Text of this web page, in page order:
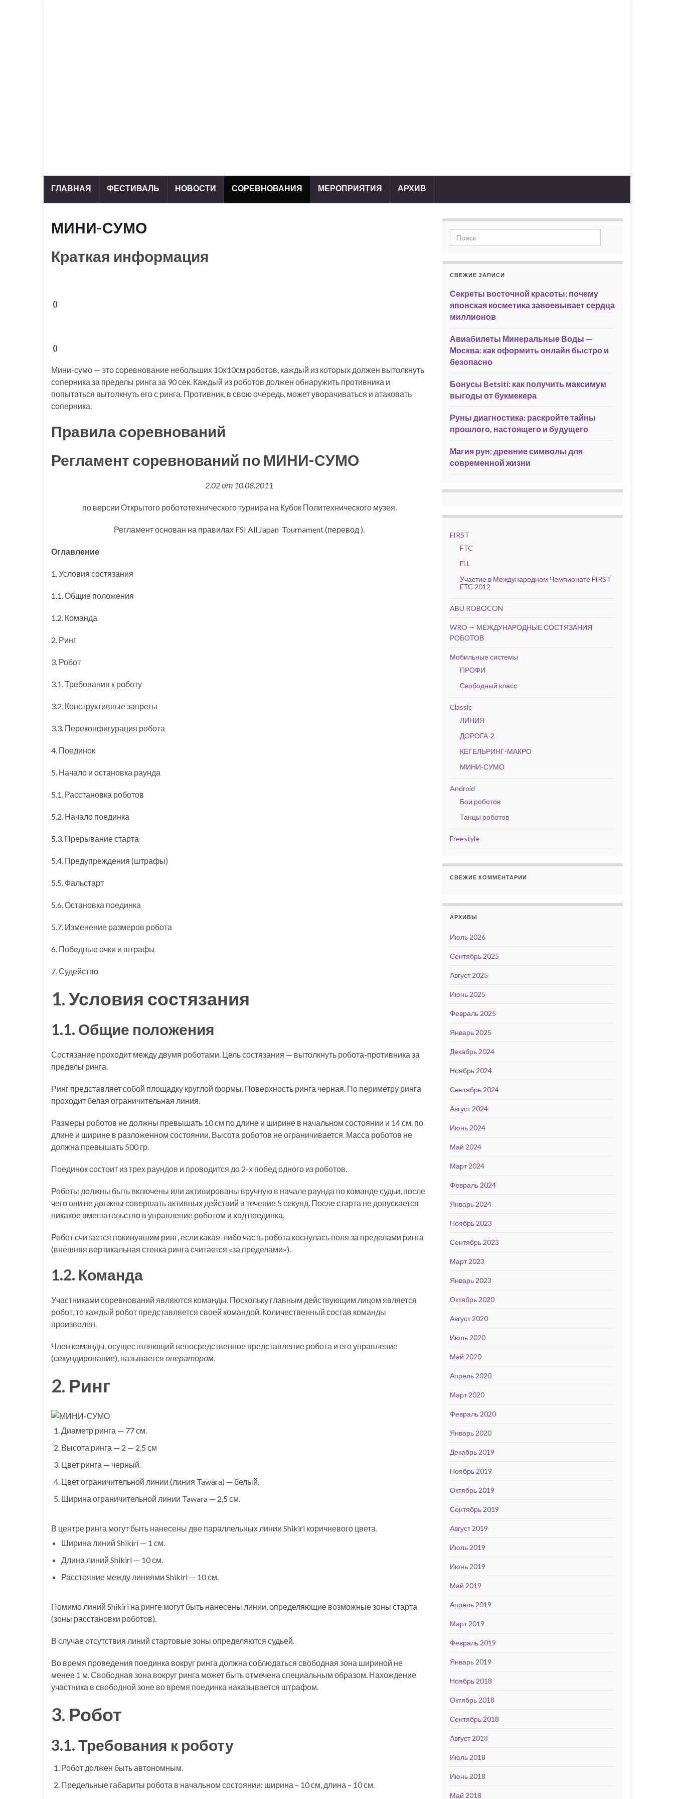
ГЛАВНАЯ ФЕСТИВАЛЬ НОВОСТИ СОРЕВНОВАНИЯ МЕРОПРИЯТИЯ АРХИВ
МИНИ-СУМО
Краткая информация
()
()
Мини-сумо — это соревнование небольших 10х10см роботов, каждый из которых должен вытолкнуть
соперника за пределы ринга за 90 сек. Каждый из роботов должен обнаружить противника и
попытаться вытолкнуть его с ринга. Противник, в свою очередь, может уворачиваться и атаковать
соперника.
Правила соревнований
Регламент соревнований по МИНИ-СУМО
2.02 от 10.08.2011
по версии Открытого робототехнического турнира на Кубок Политехнического музея.
Регламент основан на правилах FSI All Japan Tournament (перевод ).
Оглавление
1. Условия состязания
1.1. Общие положения
1.2. Команда
2. Ринг
3. Робот
3.1. Требования к роботу
3.2. Конструктивные запреты
3.3. Переконфигурация робота
4. Поединок
5. Начало и остановка раунда
5.1. Расстановка роботов
5.2. Начало поединка
5.3. Прерывание старта
5.4. Предупреждения (штрафы)
5.5. Фальстарт
5.6. Остановка поединка
5.7. Изменение размеров робота
6. Победные очки и штрафы
7. Судейство
1. Условия состязания
1.1. Общие положения
Состязание проходит между двумя роботами. Цель состязания — вытолкнуть робота-противника за
пределы ринга.
Ринг представляет собой площадку круглой формы. Поверхность ринга черная. По периметру ринга
проходит белая ограничительная линия.
Размеры роботов не должны превышать 10 см по длине и ширине в начальном состоянии и 14 см. по
длине и ширине в разложенном состоянии. Высота роботов не ограничивается. Масса роботов не
должна превышать 500 гр.
Поединок состоит из трех раундов и проводится до 2-х побед одного из роботов.
Роботы должны быть включены или активированы вручную в начале раунда по команде судьи, после
чего они не должны совершать активных действий в течение 5 секунд. После старта не допускается
никакое вмешательство в управление роботом и ход поединка.
Робот считается покинувшим ринг, если какая-либо часть робота коснулась поля за пределами ринга
(внешняя вертикальная стенка ринга считается «за пределами»).
1.2. Команда
Участниками соревнований являются команды. Поскольку главным действующим лицом является
робот, то каждый робот представляется своей командой. Количественный состав команды
произволен.
Член команды, осуществляющий непосредственное представление робота и его управление
(секундирование), называется оператором.
2. Ринг
Диаметр ринга — 77 см.
Высота ринга — 2 — 2,5 см
Цвет ринга — черный.
Цвет ограничительной линии (линия Tawara) — белый.
Ширина ограничительной линии Tawara — 2,5 см.
В центре ринга могут быть нанесены две параллельных линии Shikiri коричневого цвета.
Ширина линий Shikiri — 1 см.
Длина линий Shikiri — 10 см.
Расстояние между линиями Shikiri — 10 см.
Помимо линий Shikiri на ринге могут быть нанесены линии, определяющие возможные зоны старта
(зоны расстановки роботов).
В случае отсутствия линий стартовые зоны определяются судьей.
Во время проведения поединка вокруг ринга должна соблюдаться свободная зона шириной не
менее 1 м. Свободная зона вокруг ринга может быть отмечена специальным образом. Нахождение
участника в свободной зоне во время поединка наказывается штрафом.
3. Робот
3.1. Требования к роботу
Робот должен быть автономным.
Предельные габариты робота в начальном состоянии: ширина – 10 см, длина – 10 см.
СВЕЖИЕ ЗАПИСИ
Секреты восточной красоты: почему
японская косметика завоевывает сердца
миллионов
Авиабилеты Минеральные Воды —
Москва: как оформить онлайн быстро и
безопасно
Бонусы Betsiti: как получить максимум
выгоды от букмекера
Руны диагностика: раскройте тайны
прошлого, настоящего и будущего
Магия рун: древние символы для
современной жизни
FIRST
FTC
FLL
Участие в Международном Чемпионате FIRST
FTC 2012
ABU ROBOCON
WRO — МЕЖДУНАРОДНЫЕ СОСТЯЗАНИЯ
РОБОТОВ
Мобильные системы
ПРОФИ
Свободный класс
Classic
ЛИНИЯ
ДОРОГА-2
КЕГЕЛЬРИНГ-МАКРО
МИНИ-СУМО
Android
Бои роботов
Танцы роботов
Freestyle
СВЕЖИЕ КОММЕНТАРИИ
АРХИВЫ
Июль 2026
Сентябрь 2025
Август 2025
Июнь 2025
Февраль 2025
Январь 2025
Декабрь 2024
Ноябрь 2024
Сентябрь 2024
Август 2024
Июнь 2024
Май 2024
Март 2024
Февраль 2024
Январь 2024
Ноябрь 2023
Сентябрь 2023
Март 2023
Январь 2023
Октябрь 2020
Август 2020
Июль 2020
Май 2020
Апрель 2020
Март 2020
Февраль 2020
Январь 2020
Декабрь 2019
Ноябрь 2019
Октябрь 2019
Сентябрь 2019
Август 2019
Июль 2019
Июнь 2019
Май 2019
Апрель 2019
Март 2019
Февраль 2019
Январь 2019
Ноябрь 2018
Октябрь 2018
Сентябрь 2018
Август 2018
Июль 2018
Июнь 2018
Май 2018